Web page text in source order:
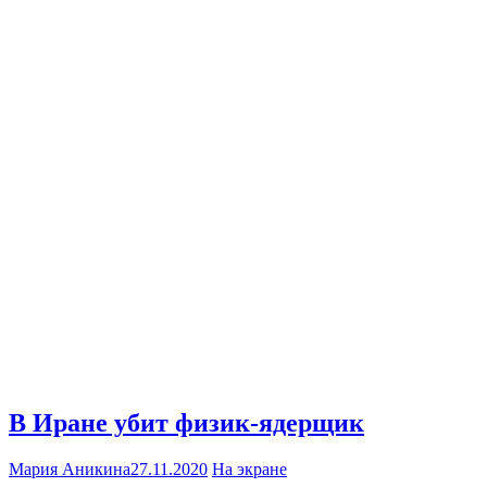
В Иране убит физик-ядерщик
Мария Аникина27.11.2020 На экране